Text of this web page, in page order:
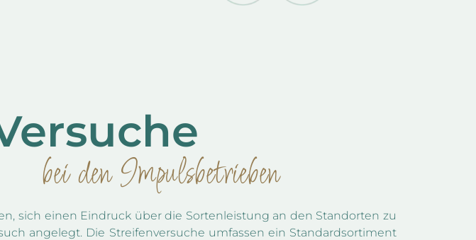
bei den Impulsbetrieben
sich einen Eindruck über die Sortenleistung an den Standorten zu
angelegt. Die Streifenversuche umfassen ein Standardsortiment